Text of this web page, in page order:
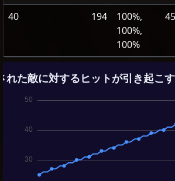
40 194
100%,
100%,
100%